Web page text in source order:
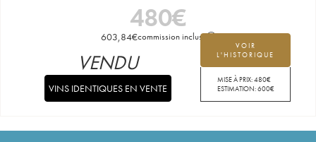
480€
603,84€commission incluse
VOIR
L'HISTORIQUE
MISE À PRIX:480€
ESTIMATION:600€
VENDU
VINS IDENTIQUES EN VENTE